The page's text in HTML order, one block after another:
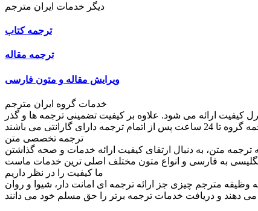
دیگر خدمات ایران مترجم
ترجمه کتاب
ترجمه مقاله
ویرایش مقاله و متون فارسی
خدمات گروه ایران مترجم
کیفیت ارائه می شود. علاوه بر کیفیت تضمینی ترجمه ها و گذر
ترجمه تخصصی متن
متن، به دنبال ارتقای کیفیت ارائه خدمات و صحه گذاشتن
ما کیفیت را در نظر داریم
وظیفه مترجم چیزی جز ارائه ترجمه ای امانت دار، شیوا و روان